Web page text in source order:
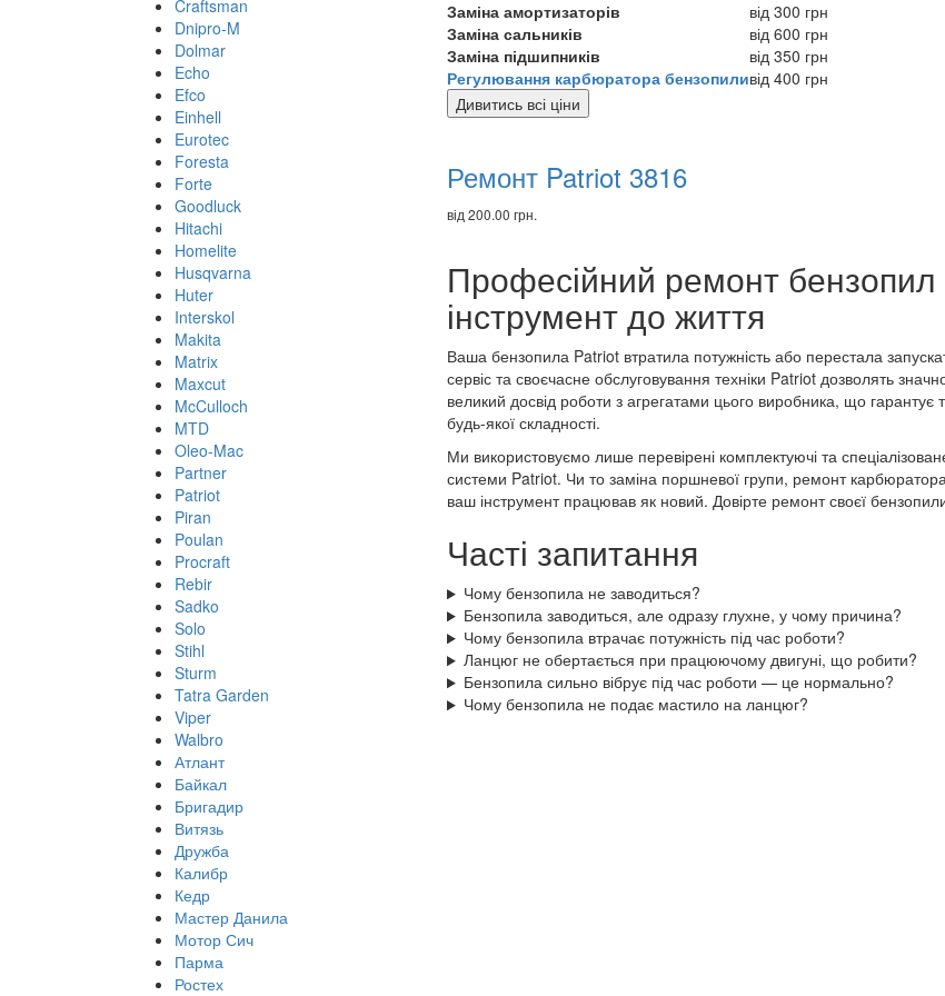
Craftsman
Dnipro-M
Dolmar
Echo
Efco
Einhell
Eurotec
Foresta
Forte
Goodluck
Hitachi
Homelite
Husqvarna
Huter
Interskol
Makita
Matrix
Maxcut
McCulloch
MTD
Oleo-Mac
Partner
Patriot
Piran
Poulan
Procraft
Rebir
Sadko
Solo
Stihl
Sturm
Tatra Garden
Viper
Walbro
Атлант
Байкал
Бригадир
Витязь
Дружба
Калибр
Кедр
Мастер Данила
Мотор Сич
Парма
Ростех
Заміна амортизаторів
від 300 грн
Заміна сальників
від 600 грн
Заміна підшипників
від 350 грн
Регулювання карбюратора бензопиливід 400 грн
Дивитись всі ціни
товари
Ремонт Patriot 3816
від 200.00 грн.
Професійний ремонт
інструмент до життя
Ваша бензопила Patriot втратила потужність або перестала
сервіс та своєчасне обслуговування техніки Patriot дозволять
великий досвід роботи з агрегатами цього виробника, що гарантує
будь-якої складності.
Ми використовуємо лише перевірені комплектуючі та
системи Patriot. Чи то заміна поршневої групи, ремонт
ваш інструмент працював як новий. Довірте ремонт своєї
Часті запитання
Чому бензопила не заводиться?
Бензопила заводиться, але одразу глухне, у чому причина?
Чому бензопила втрачає потужність під час роботи?
Ланцюг не обертається при працюючому двигуні, що робити?
Бензопила сильно вібрує під час роботи — це нормально?
Чому бензопила не подає мастило на ланцюг?